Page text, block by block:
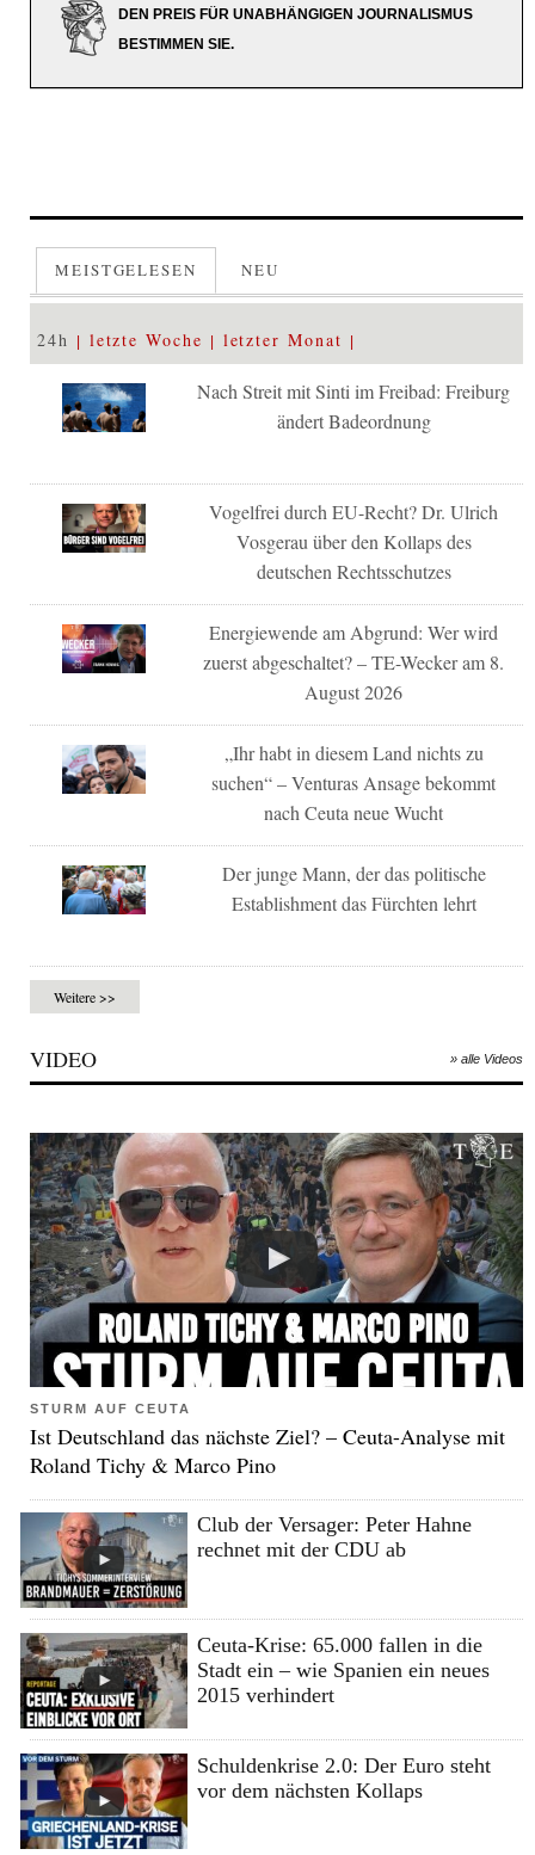
DEN PREIS FÜR UNABHÄNGIGEN JOURNALISMUS
BESTIMMEN SIE.
MEISTGELESEN NEU
24h letzte Woche letzter Monat
Nach Streit mit Sinti im Freibad: Freiburg
ändert Badeordnung
Vogelfrei durch EU-Recht? Dr. Ulrich
Vosgerau über den Kollaps des
deutschen Rechtsschutzes
Energiewende am Abgrund: Wer wird
zuerst abgeschaltet? – TE-Wecker am 8.
August 2026
„Ihr habt in diesem Land nichts zu
suchen“ – Venturas Ansage bekommt
nach Ceuta neue Wucht
Der junge Mann, der das politische
Establishment das Fürchten lehrt
Weitere >>
VIDEO » alle Videos
STURM AUF CEUTA
Ist Deutschland das nächste Ziel? – Ceuta-Analyse mit
Roland Tichy & Marco Pino
Club der Versager: Peter Hahne
rechnet mit der CDU ab
Ceuta-Krise: 65.000 fallen in die
Stadt ein – wie Spanien ein neues
2015 verhindert
Schuldenkrise 2.0: Der Euro steht
vor dem nächsten Kollaps